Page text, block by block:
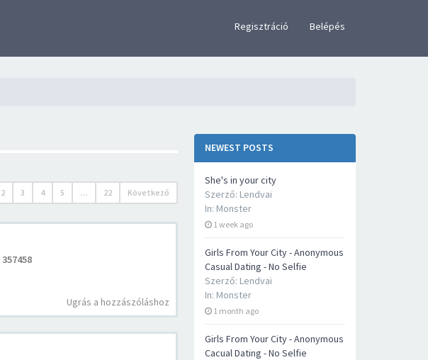
Regisztráció Belépés
NEWEST POSTS
She's in your city
Szerző: Lendvai
In: Monster
1 week ago
Girls From Your City - Anonymous
Casual Dating - No Selfie
Szerző: Lendvai
In: Monster
1 month ago
Girls From Your City - Anonymous
Cacual Dating - No Selfie
2 3 4 5 … 22 Következő
357458
Ugrás a hozzászóláshoz